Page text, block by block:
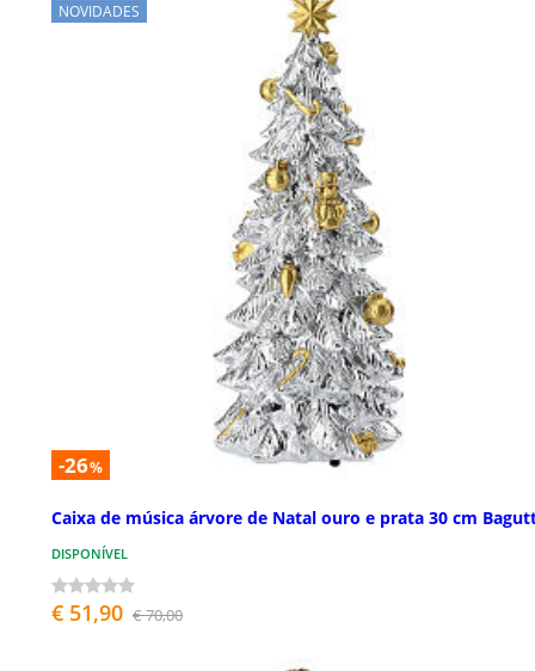
NOVIDADES
-26%
Caixa de música árvore de Natal ouro e prata 30 cm
DISPONÍVEL
€ 51,90 € 70,00